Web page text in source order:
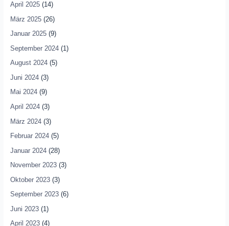
April 2025(14)
März 2025(26)
Januar 2025(9)
September 2024(1)
August 2024(5)
Juni 2024(3)
Mai 2024(9)
April 2024(3)
März 2024(3)
Februar 2024(5)
Januar 2024(28)
November 2023(3)
Oktober 2023(3)
September 2023(6)
Juni 2023(1)
April 2023(4)